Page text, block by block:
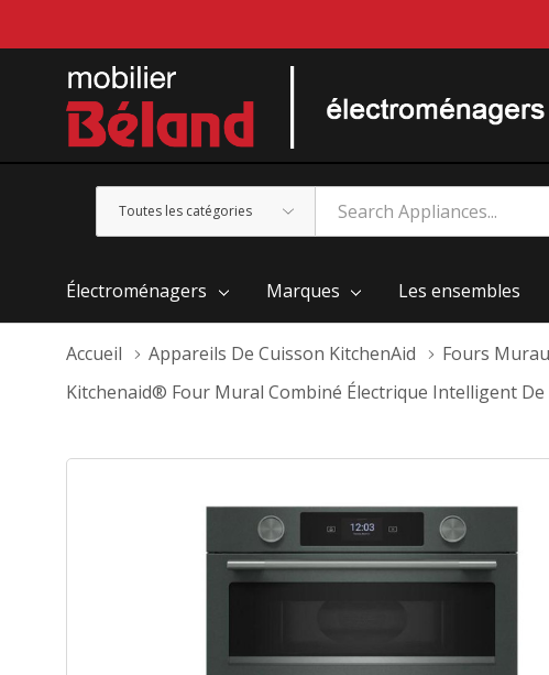
Toutes
les
Rechercher
Électroménagers Marques Les ensembles
Accueil Appareils De Cuisson KitchenAid
Fours
Kitchenaid® Four Mural Combiné Électrique Intelligent De